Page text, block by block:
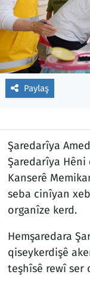
Paylaş
Şaredarîya
Şaredarîya Hêni
Kanserê
seba cinîyan
organîze kerd.
Hemşaredara
qiseykerdişê
teşhîsê rewî ser